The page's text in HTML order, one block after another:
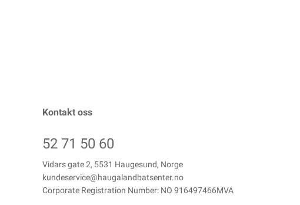
Kontakt oss
52 71 50 60
Vidars gate 2, 5531 Haugesund, Norge
kundeservice@haugalandbatsenter.no
Corporate Registration Number: NO 916497466MVA